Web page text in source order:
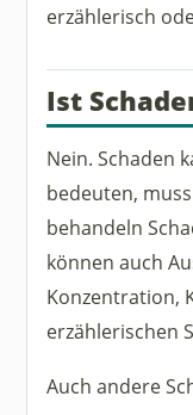
erzählerisch
Ist
Nein. Schaden
bedeuten,
behandeln
können auch
Konzentration,
erzählerischen
Auch andere